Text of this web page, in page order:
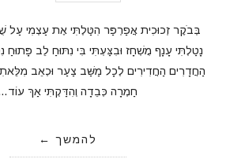
בְּבֹקֶר זְכוּכִית אֲפַרְפַּר הִטַּלְתִּי אֶת עַצְמִי עַל
נָטַלְתִּי עָנָף מֻשְׁחָז וּבִצַּעְתִּי בִּי נִתּוּחַ לֵב פָּתוּחַ
הַחֲדָרִים הַחֲדִירִים לְכָל מַשַּׁב צַעַר וּכְאֵב
חַמְרָה כְּבֵדָה וְהִדַּקְתִּי אַךְ
להמשך